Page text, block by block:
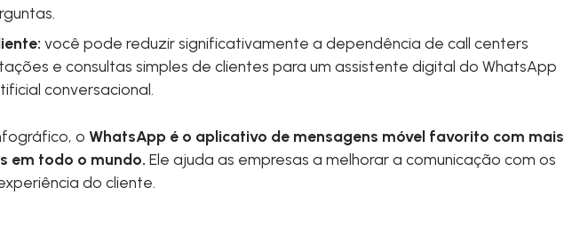
você pode reduzir significativamente a dependência de call centers
e consultas simples de clientes para um assistente digital do WhatsApp
conversacional.
o WhatsApp é o aplicativo de mensagens móvel favorito com mais
em todo o mundo. Ele ajuda as empresas a melhorar a comunicação com os
do cliente.